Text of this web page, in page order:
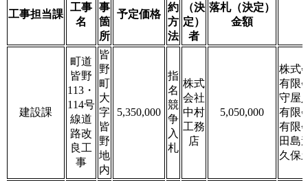
工事担当課
工事
名
事
箇
所
予定価格
約
方
法
（決
定）
者
落札（決定）
金額
建設課
町道
皆野
113・
114号
線道
路改
良工
事
皆
野
町
大
字
皆
野
地
内
5,350,000
指
名
競
争
入
札
株式
会社
中村
工務
店
5,050,000
株式
有限
守屋
有限
有限
田島
久保